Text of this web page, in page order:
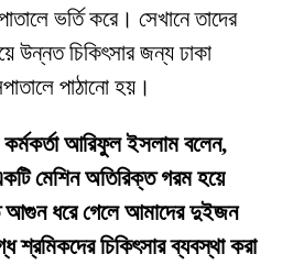
ভর্তি করে। সেখানে তাদের
উন্নত চিকিৎসার জন্য ঢাকা
পাঠানো হয়।
কর্মকর্তা আরিফুল ইসলাম বলেন,
মেশিন অতিরিক্ত গরম হয়ে
ধরে গেলে আমাদের দুইজন
চিকিৎসার ব্যবস্থা করা